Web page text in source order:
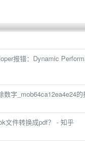
报错：Dynamic
数字_mob64ca12ea4e24
文件转换成pdf？ - 知乎